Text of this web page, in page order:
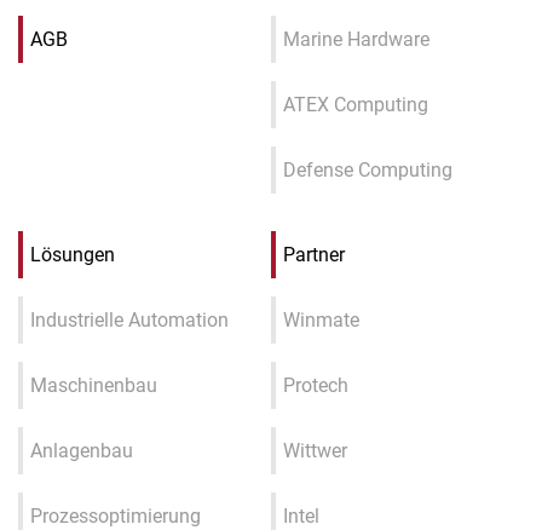
AGB Marine Hardware
ATEX Computing
Defense Computing
Lösungen
Industrielle Automation
Maschinenbau
Anlagenbau
Prozessoptimierung
Partner
Winmate
Protech
Wittwer
Intel